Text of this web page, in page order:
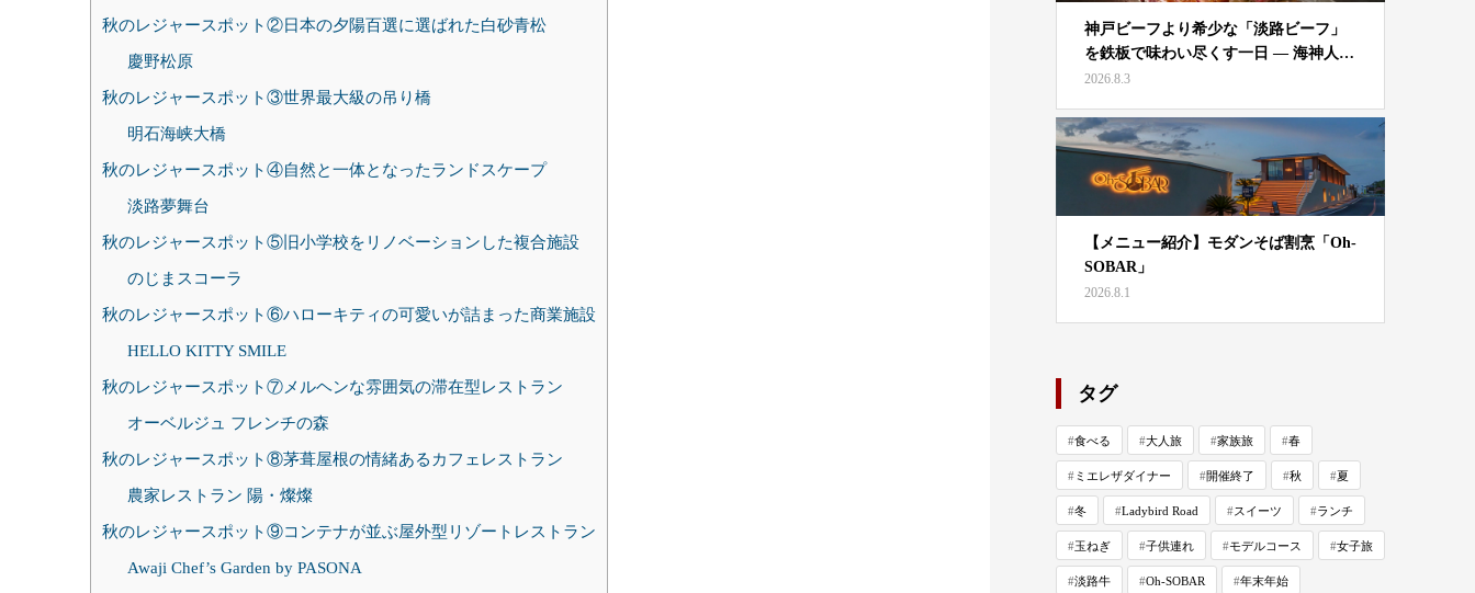
秋のレジャースポット②日本の夕陽百選に選ばれた白砂青松
慶野松原
秋のレジャースポット③世界最大級の吊り橋
明石海峡大橋
秋のレジャースポット④自然と一体となったランドスケープ
淡路夢舞台
秋のレジャースポット⑤旧小学校をリノベーションした複合施設
のじまスコーラ
秋のレジャースポット⑥ハローキティの可愛いが詰まった商業施設
HELLO KITTY SMILE
秋のレジャースポット⑦メルヘンな雰囲気の滞在型レストラン
オーベルジュ フレンチの森
秋のレジャースポット⑧茅葺屋根の情緒あるカフェレストラン
農家レストラン 陽・燦燦
秋のレジャースポット⑨コンテナが並ぶ屋外型リゾートレストラン
Awaji Chef’s Garden by PASONA
神戸ビーフより希少な「淡路ビーフ」
を鉄板で味わい尽くす一日 — 海神人…
2026.8.3
【メニュー紹介】モダンそば割烹「Oh-
SOBAR」
2026.8.1
タグ
食べる 大人旅 家族旅 春
ミエレザダイナー 開催終了 秋 夏
冬 Ladybird Road スイーツ ランチ
玉ねぎ 子供連れ モデルコース 女子旅
淡路牛 Oh-SOBAR 年末年始